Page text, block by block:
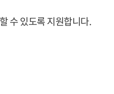
수 있도록 지원합니다.